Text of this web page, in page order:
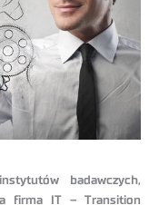
badawczych,
firma IT – Transition